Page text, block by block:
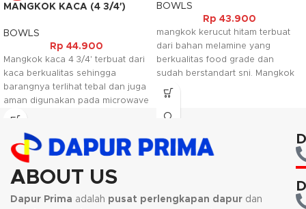
MANGKOK KACA (4 3/4′)
BOWLS
Rp 44.900
Mangkok kaca 4 3/4' terbuat dari
kaca berkualitas sehingga
barangnya terlihat tebal dan juga
aman digunakan pada microwave
dan pencuci piring elektrik.
BOWLS
Rp 43.900
mangkok kerucut hitam terbuat
dari bahan melamine yang
berkualitas food grade dan
sudah berstandart sni. Mangkok
ini biasanya digunakan sebagai
tempat makanan yang berkuah..
ABOUT US
Dapur Prima adalah pusat perlengkapan dapur dan